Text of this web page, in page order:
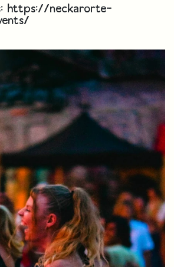
https://neckarorte-